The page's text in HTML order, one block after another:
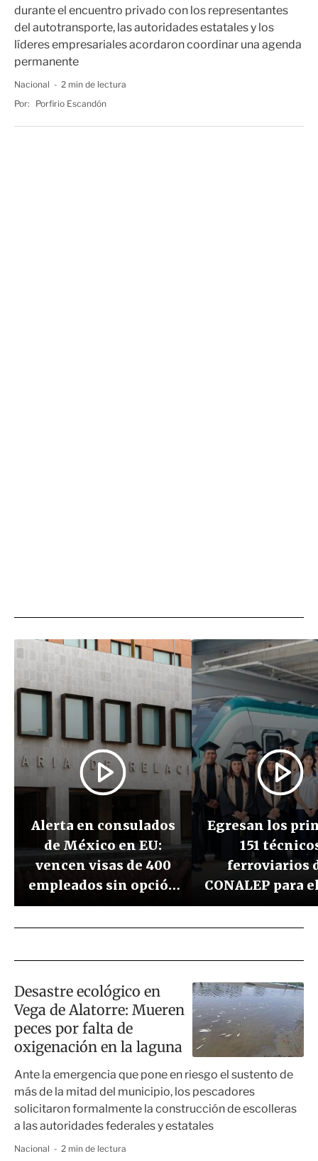
durante el encuentro privado con los representantes
del autotransporte, las autoridades estatales y los
líderes empresariales acordaron coordinar una agenda
permanente
Nacional
2 min de lectura
Por:
Porfirio Escandón
Alerta en consulados
de México en EU:
vencen visas de 400
empleados sin opción
a renovación
Egresan los
151
ferroviarios
CONALEP para
Maya
Desastre ecológico en
Vega de Alatorre: Mueren
peces por falta de
oxigenación en la laguna
Ante la emergencia que pone en riesgo el sustento de
más de la mitad del municipio, los pescadores
solicitaron formalmente la construcción de escolleras
a las autoridades federales y estatales
Nacional
2 min de lectura